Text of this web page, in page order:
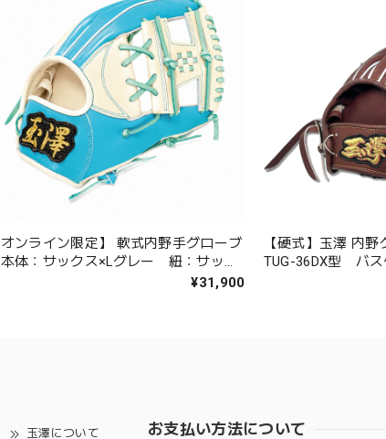
オンライン限定】 軟式内野手グローブ
本体：サックス×Lグレー 紐：サック
¥31,900
【硬式】玉澤 内野
TUG-36DX型 バ
体：ブラウン 紐
玉澤について お支払い方法について